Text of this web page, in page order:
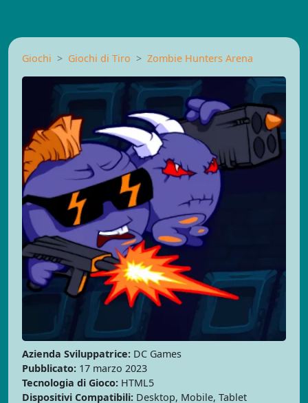
Giochi Giochi di Tiro Zombie Hunters Arena
Azienda Sviluppatrice: DC Games
Pubblicato: 17 marzo 2023
Tecnologia di Gioco: HTML5
Dispositivi Compatibili: Desktop, Mobile, Tablet